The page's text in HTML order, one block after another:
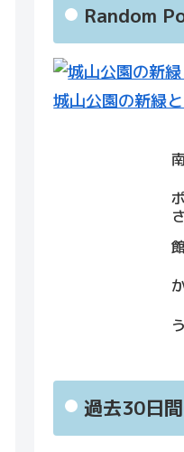
Random
城山公園の新緑
過去30日